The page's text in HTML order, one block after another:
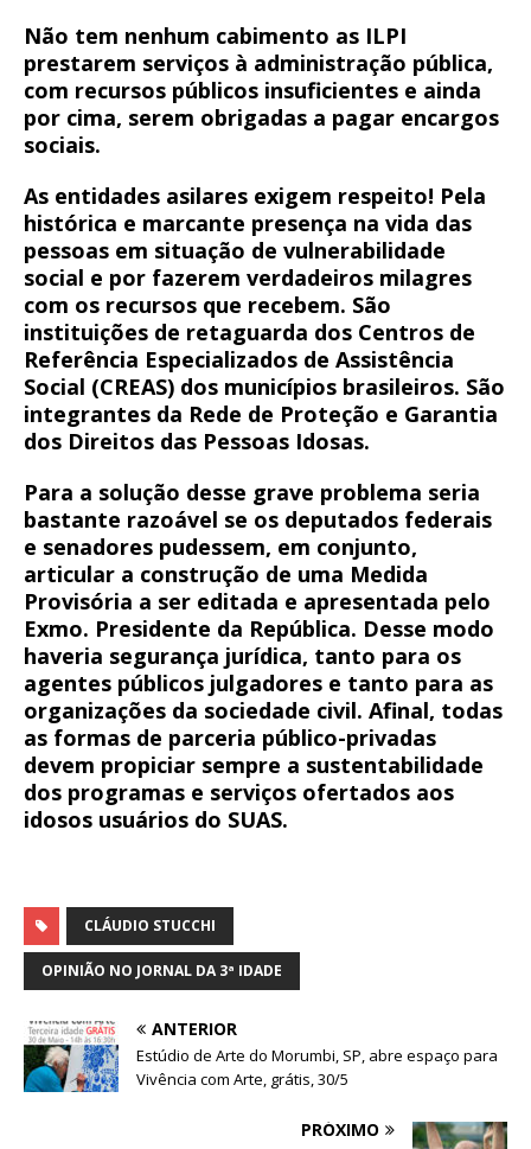
Não tem nenhum cabimento as ILPI
prestarem serviços à administração pública,
com recursos públicos insuficientes e ainda
por cima, serem obrigadas a pagar encargos
sociais.
As entidades asilares exigem respeito! Pela
histórica e marcante presença na vida das
pessoas em situação de vulnerabilidade
social e por fazerem verdadeiros milagres
com os recursos que recebem. São
instituições de retaguarda dos Centros de
Referência Especializados de Assistência
Social (CREAS) dos municípios brasileiros. São
integrantes da Rede de Proteção e Garantia
dos Direitos das Pessoas Idosas.
Para a solução desse grave problema seria
bastante razoável se os deputados federais
e senadores pudessem, em conjunto,
articular a construção de uma Medida
Provisória a ser editada e apresentada pelo
Exmo. Presidente da República. Desse modo
haveria segurança jurídica, tanto para os
agentes públicos julgadores e tanto para as
organizações da sociedade civil. Afinal, todas
as formas de parceria público-privadas
devem propiciar sempre a sustentabilidade
dos programas e serviços ofertados aos
idosos usuários do SUAS.
CLÁUDIO STUCCHI
OPINIÃO NO JORNAL DA 3ª IDADE
ANTERIOR
Estúdio de Arte do Morumbi, SP, abre espaço para
Vivência com Arte, grátis, 30/5
PRÓXIMO